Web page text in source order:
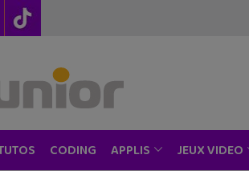
CODING APPLIS JEUX VIDEO